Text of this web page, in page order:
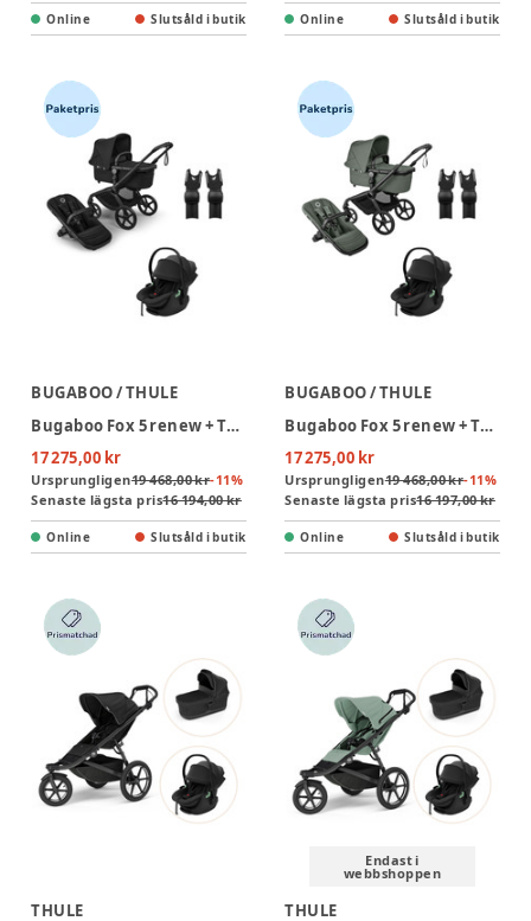
Online Slutsåld i butik Online Slutsåld i butik
BUGABOO / THULE
Bugaboo Fox 5 renew + Thule Maple Babyskydd inkl. adapter - Heritage Black/Black
17 275,00 kr
Ursprungligen19 468,00 kr-11%
Senaste lägsta pris16 194,00 kr
Online Slutsåld i butik
BUGABOO / THULE
Bugaboo Fox 5 renew + Thule Maple Babyskydd inkl. adapter - Forest Green/Black
17 275,00 kr
Ursprungligen19 468,00 kr-11%
Senaste lägsta pris16 197,00 kr
Online Slutsåld i butik
THULE
Endast i
webbshoppen
THULE